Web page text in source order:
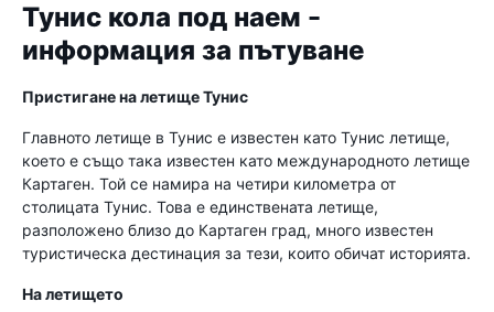
Тунис кола под наем -
информация за пътуване
Пристигане на летище Тунис
Главното летище в Тунис е известен като Тунис летище,
което е също така известен като международното летище
Картаген. Той се намира на четири километра от
столицата Тунис. Това е единствената летище,
разположено близо до Картаген град, много известен
туристическа дестинация за тези, които обичат историята.
На летището